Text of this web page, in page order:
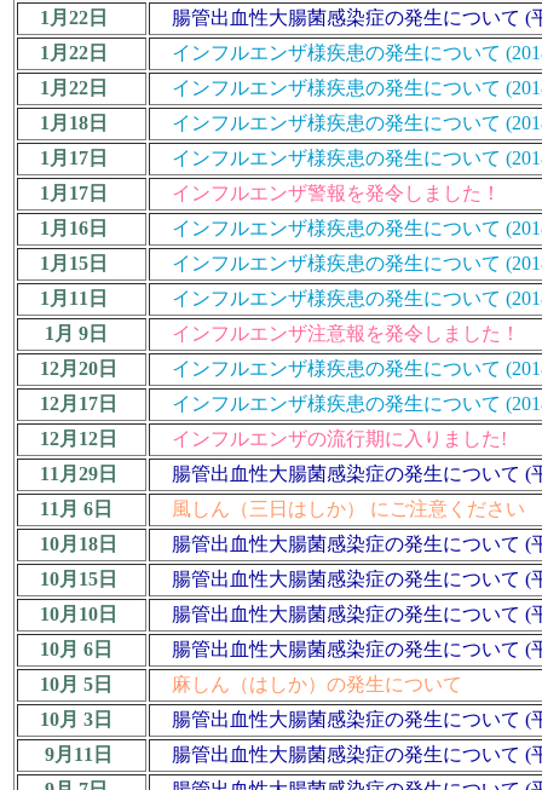
1月22日
腸管出血性大腸菌感染症の発生について (
1月22日
インフルエンザ様疾患の発生について
1月22日
インフルエンザ様疾患の発生について
1月18日
インフルエンザ様疾患の発生について
1月17日
インフルエンザ様疾患の発生について
1月17日
インフルエンザ警報を発令しました！
1月16日
インフルエンザ様疾患の発生について
1月15日
インフルエンザ様疾患の発生について
1月11日
インフルエンザ様疾患の発生について
1月 9日
インフルエンザ注意報を発令しました！
12月20日
インフルエンザ様疾患の発生について
12月17日
インフルエンザ様疾患の発生について
12月12日
インフルエンザの流行期に入りました!
11月29日
腸管出血性大腸菌感染症の発生について (
11月 6日
風しん（三日はしか） にご注意ください
10月18日
腸管出血性大腸菌感染症の発生について (
10月15日
腸管出血性大腸菌感染症の発生について (
10月10日
腸管出血性大腸菌感染症の発生について (
10月 6日
腸管出血性大腸菌感染症の発生について (
10月 5日
麻しん（はしか）の発生について
10月 3日
腸管出血性大腸菌感染症の発生について (
9月11日
腸管出血性大腸菌感染症の発生について (